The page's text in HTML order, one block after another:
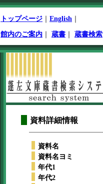
トップページ English
館内のご案内 蔵書 蔵書検索
開
始
資料詳細情報
資料名
資料名ヨミ
年代1
年代2